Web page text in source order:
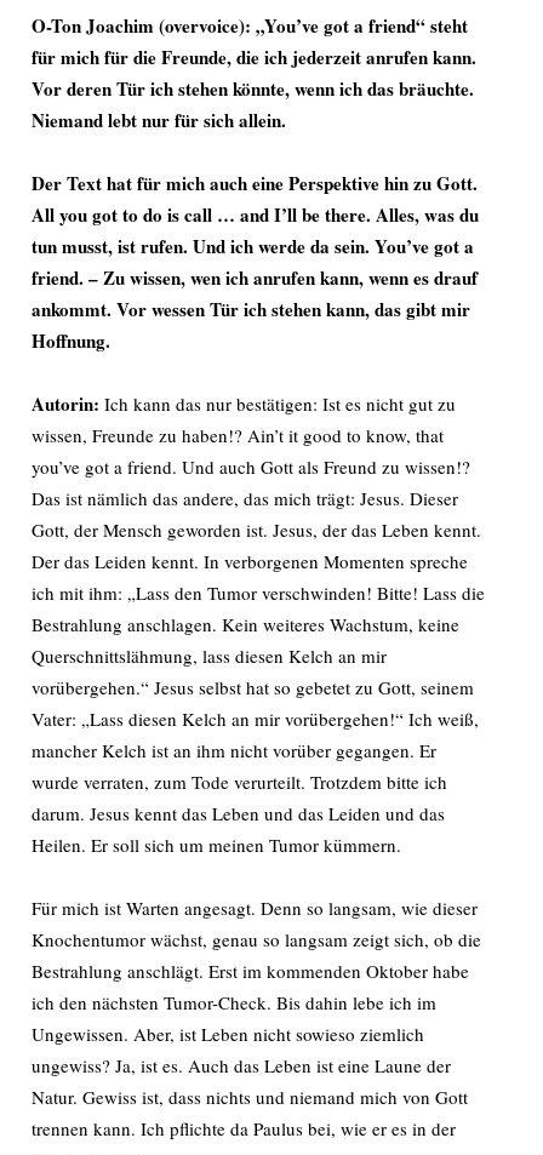
O-Ton Joachim (overvoice): „You’ve got a friend“ steht
für mich für die Freunde, die ich jederzeit anrufen kann.
Vor deren Tür ich stehen könnte, wenn ich das bräuchte.
Niemand lebt nur für sich allein.
Der Text hat für mich auch eine Perspektive hin zu Gott.
All you got to do is call … and I’ll be there. Alles, was du
tun musst, ist rufen. Und ich werde da sein. You’ve got a
friend. – Zu wissen, wen ich anrufen kann, wenn es drauf
ankommt. Vor wessen Tür ich stehen kann, das gibt mir
Hoffnung.
Autorin: Ich kann das nur bestätigen: Ist es nicht gut zu
wissen, Freunde zu haben!? Ain’t it good to know, that
you’ve got a friend. Und auch Gott als Freund zu wissen!?
Das ist nämlich das andere, das mich trägt: Jesus. Dieser
Gott, der Mensch geworden ist. Jesus, der das Leben kennt.
Der das Leiden kennt. In verborgenen Momenten spreche
ich mit ihm: „Lass den Tumor verschwinden! Bitte! Lass die
Bestrahlung anschlagen. Kein weiteres Wachstum, keine
Querschnittslähmung, lass diesen Kelch an mir
vorübergehen.“ Jesus selbst hat so gebetet zu Gott, seinem
Vater: „Lass diesen Kelch an mir vorübergehen!“ Ich weiß,
mancher Kelch ist an ihm nicht vorüber gegangen. Er
wurde verraten, zum Tode verurteilt. Trotzdem bitte ich
darum. Jesus kennt das Leben und das Leiden und das
Heilen. Er soll sich um meinen Tumor kümmern.
Für mich ist Warten angesagt. Denn so langsam, wie dieser
Knochentumor wächst, genau so langsam zeigt sich, ob die
Bestrahlung anschlägt. Erst im kommenden Oktober habe
ich den nächsten Tumor-Check. Bis dahin lebe ich im
Ungewissen. Aber, ist Leben nicht sowieso ziemlich
ungewiss? Ja, ist es. Auch das Leben ist eine Laune der
Natur. Gewiss ist, dass nichts und niemand mich von Gott
trennen kann. Ich pflichte da Paulus bei, wie er es in der